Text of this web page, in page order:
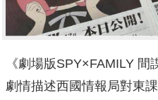
《劇場版SPY×FAMILY
劇情描述西國情報局對東